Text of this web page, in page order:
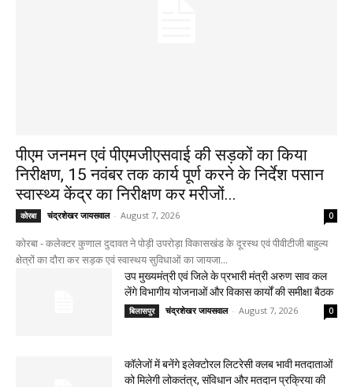
पीएम जनमन एवं पीएमजीएसवाई की सड़कों का किया
निरीक्षण, 15 नवंबर तक कार्य पूर्ण करने के निर्देश पसान
स्वास्थ्य केंद्र का निरीक्षण कर मरीजों...
कोरबा चंद्रशेखर जायसवाल - August 7, 2026 0
कोरबा - कलेक्टर कुणाल दुदावत ने पोड़ी उपरोड़ा विकासखंड के दूरस्थ एवं पीवीटीजी बाहुल्य
क्षेत्रों का दौरा कर सड़क एवं स्वास्थय सुविधाओं का जायजा...
उप मुख्यमंत्री एवं जिले के प्रभारी मंत्री अरुण साव कल
लेंगे विभागीय योजनाओं और विकास कार्यों की समीक्षा बैठक
बिलासपुर चंद्रशेखर जायसवाल - August 7, 2026 0
कॉलेजों में बनेंगे इलेक्टोरल लिटरेसी क्लब भावी मतदाताओं
को मिलेगी लोकतंत्र, संविधान और मतदान प्रक्रिया की